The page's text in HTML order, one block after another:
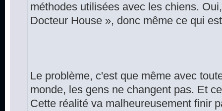
méthodes utilisées avec les chiens.
Docteur House », donc même ce qui
Le problème, c'est que même avec
monde, les gens ne changent pas. Et
Cette réalité va malheureusement finir